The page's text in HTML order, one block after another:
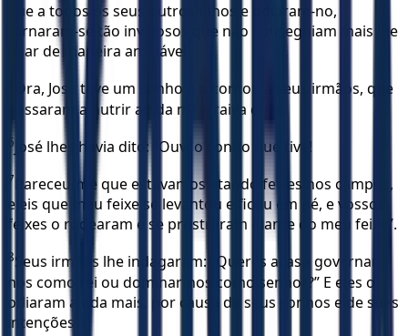
que a todos os seus outros filhos e odiaram-no,
tornaram-se tão invejosos que não conseguiam mais lhe
falar de maneira amigável.
Ora, José teve um sonho e o contou a seus irmãos, que
passaram a nutrir ainda mais raiva dele.
6 José lhes havia dito: “Ouvi o sonho que tive!
7
Pareceu-me que estávamos atando feixes nos campos,
e eis que meu feixe se levantou e ficou em pé, e vossos
feixes o rodearam e se prostraram diante do meu feixe”.
8Seus irmãos lhe indagaram: “Queres acaso governar-
nos como rei ou dominar-nos como senhor?” E eles o
odiaram ainda mais, por causa de seus sonhos e de suas
intenções.